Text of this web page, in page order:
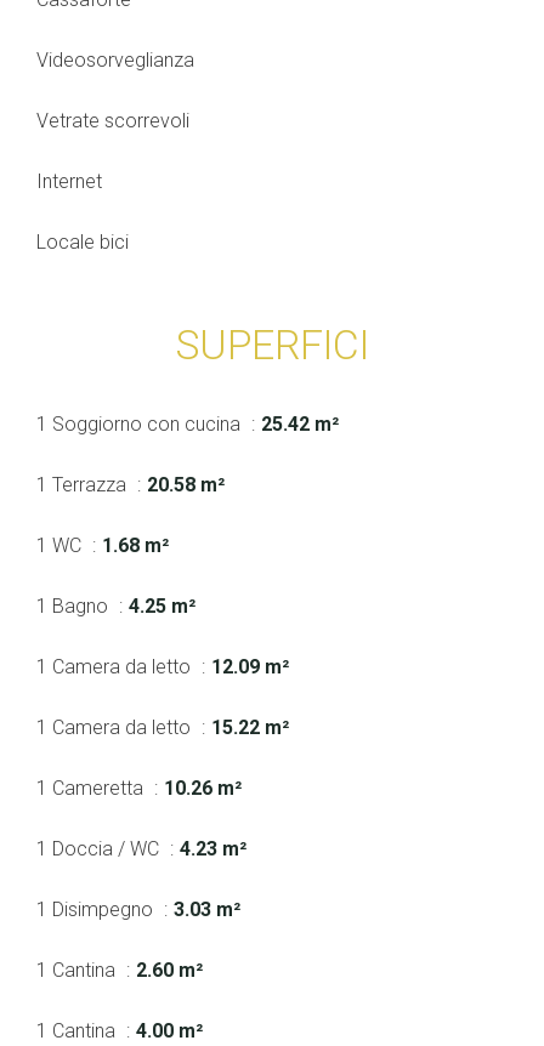
Videosorveglianza
Vetrate scorrevoli
Internet
Locale bici
SUPERFICI
1 Soggiorno con cucina 25.42 m²
1 Terrazza 20.58 m²
1 WC 1.68 m²
1 Bagno 4.25 m²
1 Camera da letto 12.09 m²
1 Camera da letto 15.22 m²
1 Cameretta 10.26 m²
1 Doccia / WC 4.23 m²
1 Disimpegno 3.03 m²
1 Cantina 2.60 m²
1 Cantina 4.00 m²